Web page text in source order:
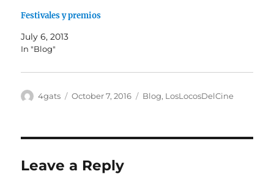
Festivales y premios
July 6, 2013
In "Blog"
Author
4gats
Posted
October 7, 2016 Categories
Blog, LosLocosDelCine
Leave a Reply